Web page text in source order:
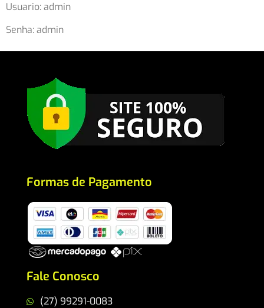
Usuario: admin
Senha: admin
Formas de Pagamento
Fale Conosco
(27) 99291-0083